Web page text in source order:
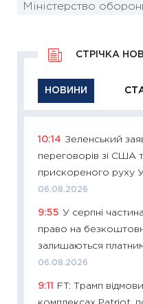
Міністерство
НОВИНИ
СТРІЧКА
10:14 Зеленський
переговорів зі США
прискореного руху
06.08.2026
9:55 У серпні
право на
залишаються
06.08.2026
9:11
FT: Трамп